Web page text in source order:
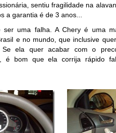
sentiu fragilidade na
a garantia é de 3 anos...
ser uma falha. A Chery é uma
e no mundo, que inclusive
ela quer acabar com o
é bom que ela corrija rápido